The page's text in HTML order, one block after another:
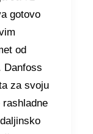
gotovo
od
Danfoss
za svoju